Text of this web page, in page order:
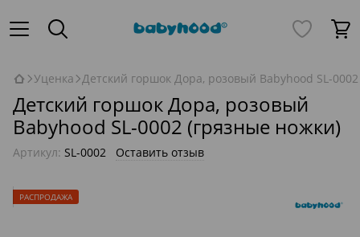
Уценка Детский горшок Дора, розовый Babyhood SL-
Детский горшок Дора, розовый
Babyhood SL-0002 (грязные ножки)
Артикул: SL-0002 Оставить отзыв
РАСПРОДАЖА